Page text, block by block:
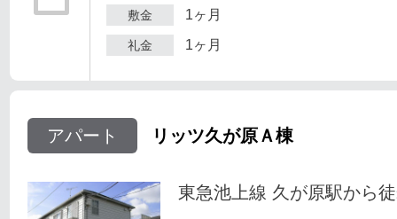
敷金 1ヶ月
礼金 1ヶ月
アパート リッツ久が原Ａ棟
東急池上線 久が原駅から